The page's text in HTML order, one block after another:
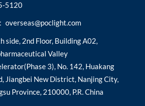
5120
overseas@poclight.com
side, 2nd Floor, Building A02,
Valley
3), No. 142, Huakang
Jiangbei New District, Nanjing City,
Province, 210000, P.R. China